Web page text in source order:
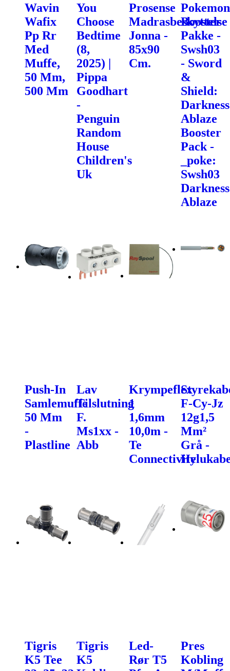
Wavin
Wafix
Pp Rr
Med
Muffe,
50 Mm,
500 Mm
You
Choose
Bedtime
(8,
2025) |
Pippa
Goodhart
-
Penguin
Random
House
Children's
Uk
Prosense
Madrasbeskyttelse
Jonna -
85x90
Cm.
Pokemon
Booster
Pakke -
Swsh03
- Sword
&
Shield:
Darkness
Ablaze
Booster
Pack -
_poke:
Swsh03
Darkness
Ablaze
Push-In
Samlemuffe
50 Mm
-
Plastline
Lav
Tilslutning
F.
Ms1xx -
Abb
Krympeflex
1
1,6mm
10,0m -
Te
Connectivity
F-Cy-Jz
12g1,5
Mm²
Grå -
Tigris
K5 Tee
Tigris
K5
Led-
Rør T5
Pres
Kobling